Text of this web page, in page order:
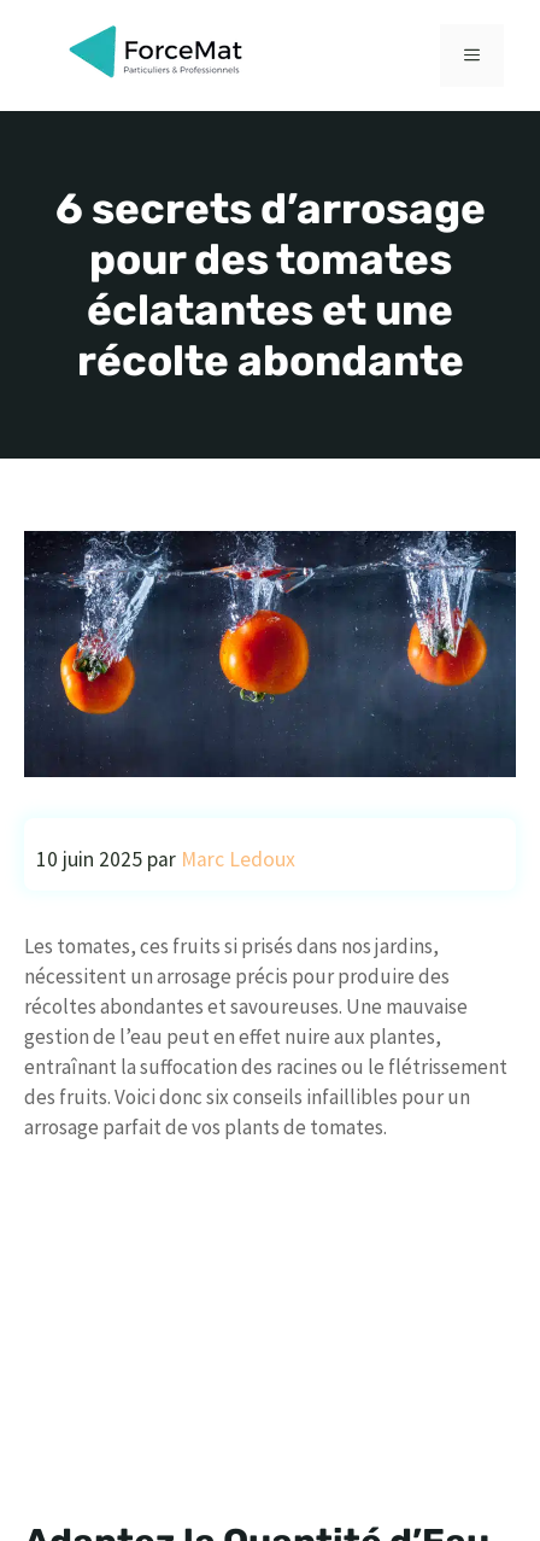
MENU
6 secrets d’arrosage
pour des tomates
éclatantes et une
récolte abondante
10 juin 2025 par Marc Ledoux
Les tomates, ces fruits si prisés dans nos jardins,
nécessitent un arrosage précis pour produire des
récoltes abondantes et savoureuses. Une mauvaise
gestion de l’eau peut en effet nuire aux plantes,
entraînant la suffocation des racines ou le flétrissement
des fruits. Voici donc six conseils infaillibles pour un
arrosage parfait de vos plants de tomates.